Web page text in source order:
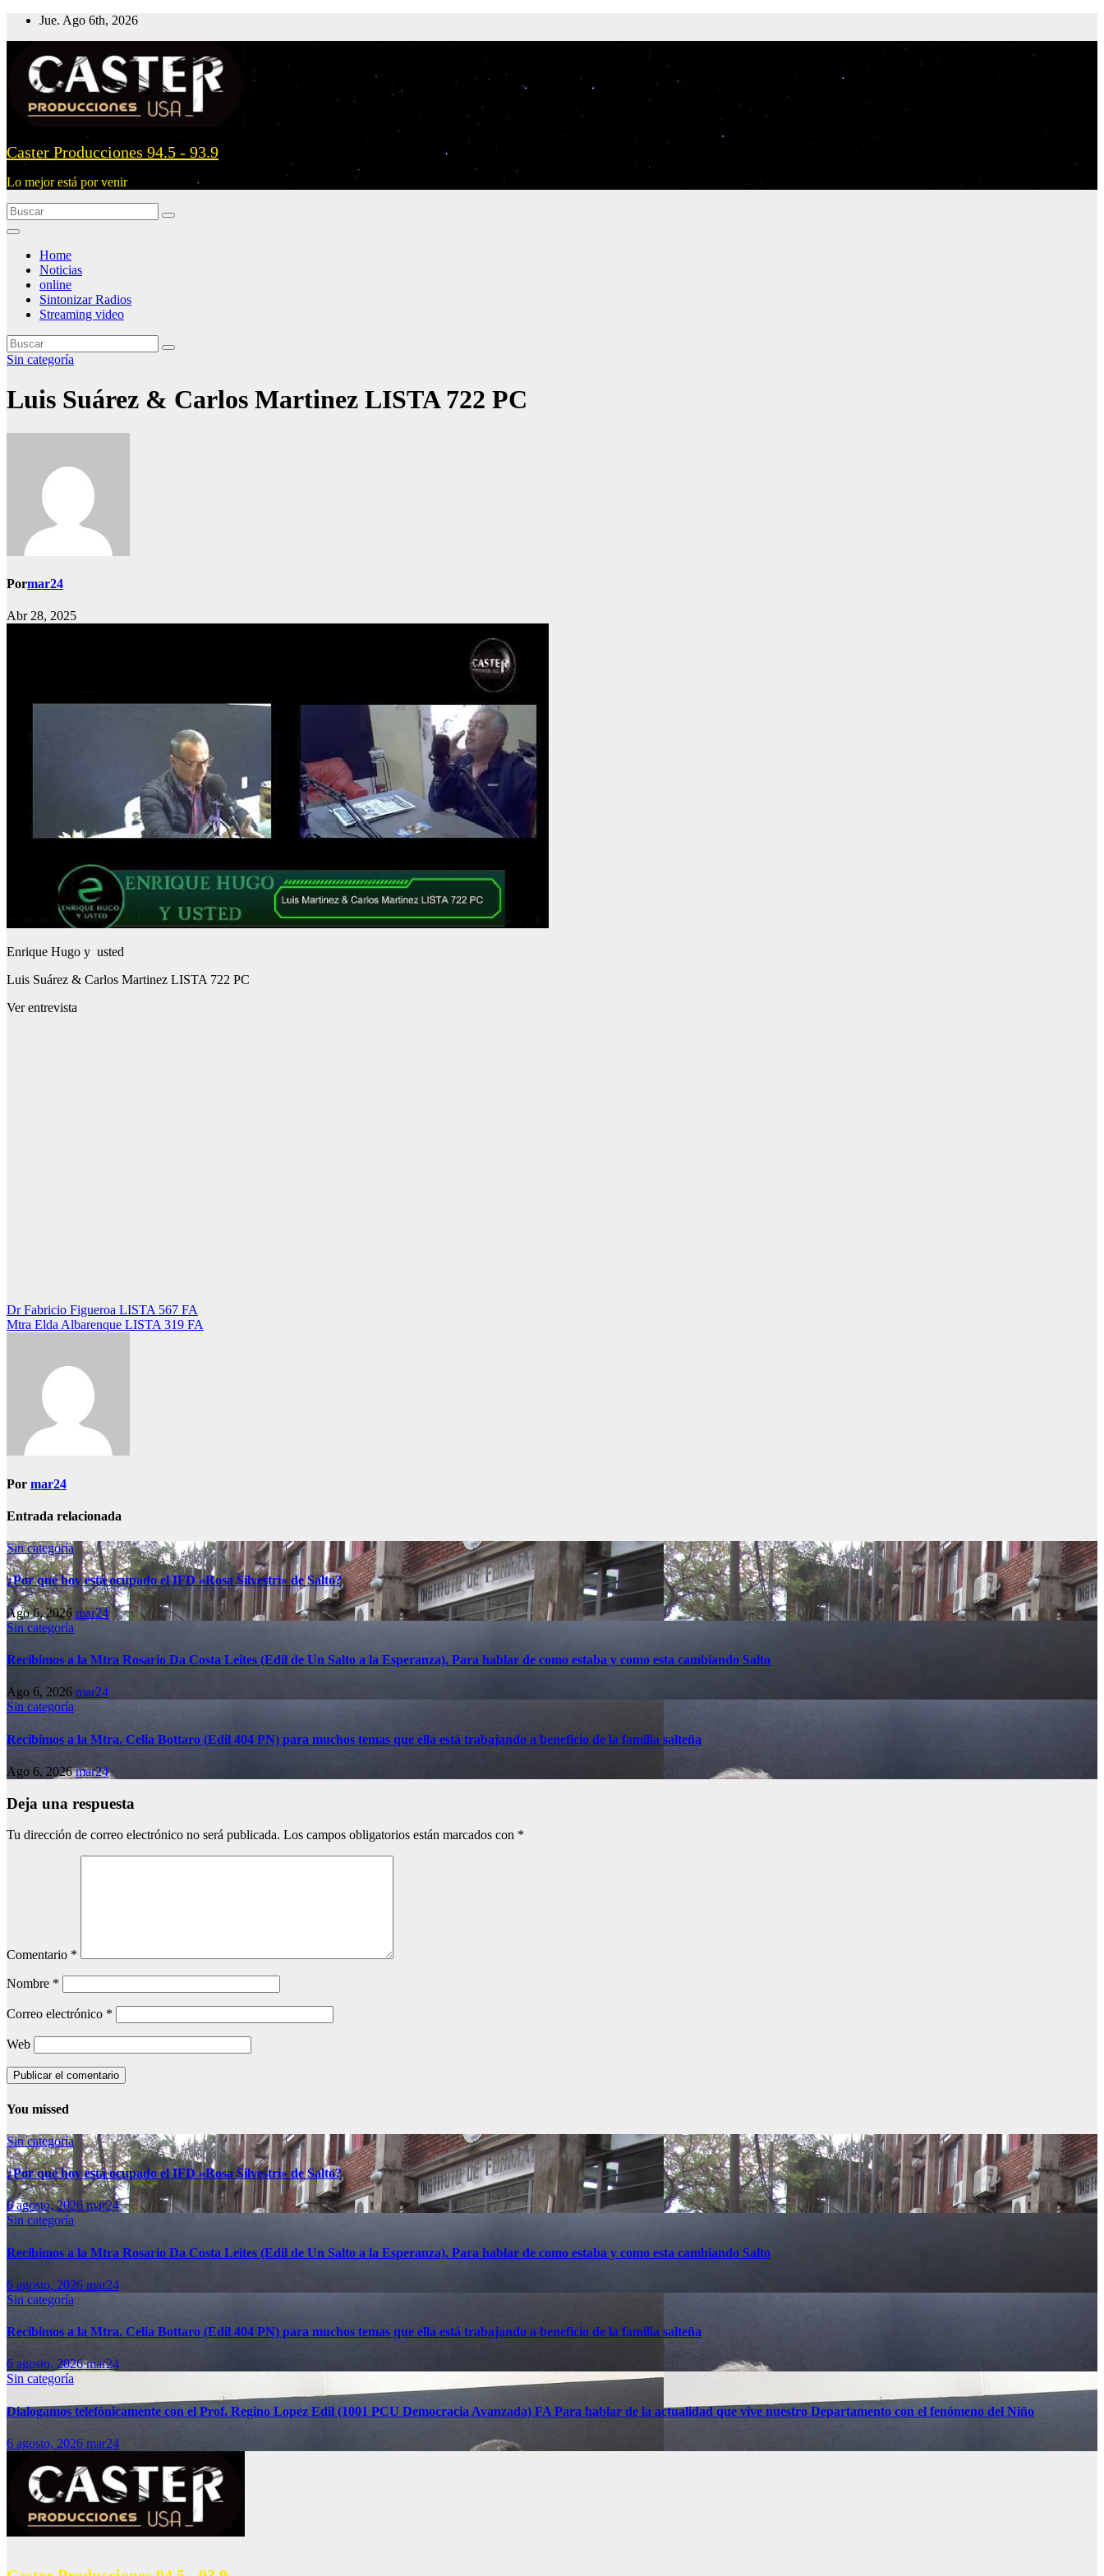
Jue. Ago 6th, 2026
Caster Producciones 94.5 - 93.9
Lo mejor está por venir
Home
Noticias
online
Sintonizar Radios
Streaming video
Sin categoría
Luis Suárez & Carlos Martinez LISTA 722 PC
Pormar24
Abr 28, 2025
Enrique Hugo y usted
Luis Suárez & Carlos Martinez LISTA 722 PC
Ver entrevista
Navegación
de
Dr Fabricio Figueroa LISTA 567 FA
Mtra Elda Albarenque LISTA 319 FA
Por mar24
Entrada relacionada
Sin categoría
¿Por qué hoy está ocupado el IFD «Rosa Silvestri» de Salto?
Ago 6, 2026 mar24
Sin categoría
Recibimos a la Mtra Rosario Da Costa Leites (Edil de Un Salto a la Esperanza). Para hablar de como estaba y como esta cambiando Salto
Ago 6, 2026 mar24
Sin categoría
Recibimos a la Mtra. Celia Bottaro (Edil 404 PN) para muchos temas que ella está trabajando a beneficio de la familia salteña
Ago 6, 2026mar24
Deja una respuesta
Tu dirección de correo electrónico no será publicada. Los campos obligatorios están marcados con *
Comentario *
Nombre *
Correo electrónico *
Web
You missed
Sin categoría
¿Por qué hoy está ocupado el IFD «Rosa Silvestri» de Salto?
6 agosto, 2026mar24
Sin categoría
Recibimos a la Mtra Rosario Da Costa Leites (Edil de Un Salto a la Esperanza). Para hablar de como estaba y como esta cambiando Salto
6 agosto, 2026 mar24
Sin categoría
Recibimos a la Mtra. Celia Bottaro (Edil 404 PN) para muchos temas que ella está trabajando a beneficio de la familia salteña
6 agosto, 2026mar24
Sin categoría
Dialogamos telefónicamente con el Prof. Regino Lopez Edil (1001 PCU Democracia Avanzada) FA Para hablar de la actualidad que vive nuestro Departamento con el fenómeno del Niño
6 agosto, 2026 mar24